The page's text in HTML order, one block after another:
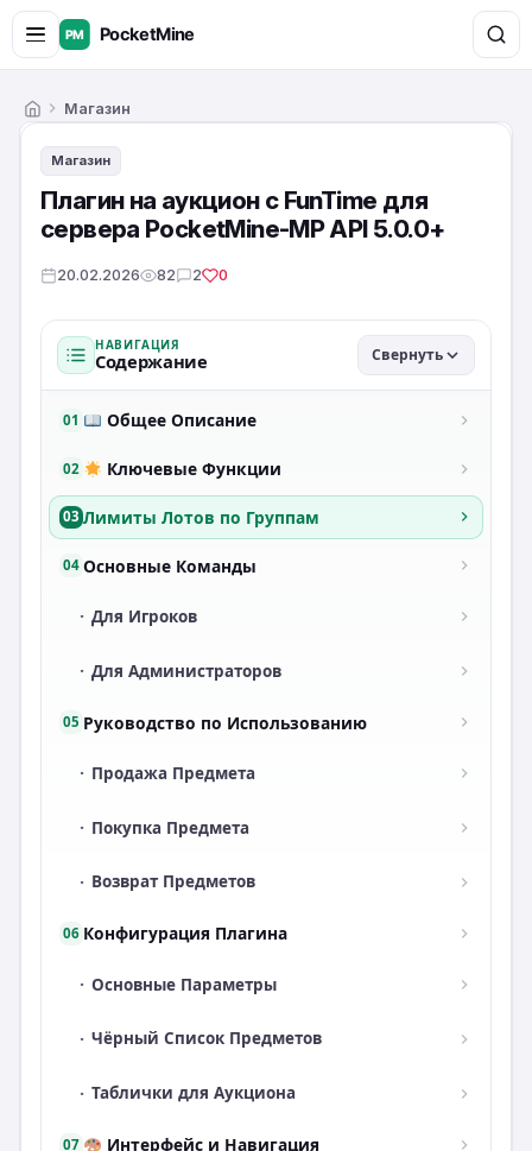
ГлавнаяМагазин
Магазин
Плагин на аукцион с FunTime для
сервера PocketMine-MP API 5.0.0+
20.02.2026 82 2 0
НАВИГАЦИЯ
Содержание Свернуть
01 Общее Описание
02 Ключевые Функции
03 Лимиты Лотов по Группам
04 Основные Команды
· Для Игроков
· Для Администраторов
05 Руководство по Использованию
· Продажа Предмета
· Покупка Предмета
· Возврат Предметов
06 Конфигурация Плагина
· Основные Параметры
· Чёрный Список Предметов
· Таблички для Аукциона
07 Интерфейс и Навигация